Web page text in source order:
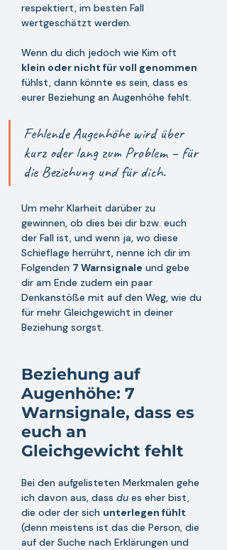
respektiert, im besten Fall
wertgeschätzt werden.
Wenn du dich jedoch wie Kim oft
klein oder nicht für voll genommen
fühlst, dann könnte es sein, dass es
eurer Beziehung an Augenhöhe fehlt.
Fehlende Augenhöhe wird über
kurz oder lang zum Problem – für
die Beziehung und für dich.
Um mehr Klarheit darüber zu
gewinnen, ob dies bei dir bzw. euch
der Fall ist, und wenn ja, wo diese
Schieflage herrührt, nenne ich dir im
Folgenden 7 Warnsignale und gebe
dir am Ende zudem ein paar
Denkanstöße mit auf den Weg, wie du
für mehr Gleichgewicht in deiner
Beziehung sorgst.
Beziehung auf
Augenhöhe: 7
Warnsignale, dass es
euch an
Gleichgewicht fehlt
Bei den aufgelisteten Merkmalen gehe
ich davon aus, dass du es eher bist,
die oder der sich unterlegen fühlt
(denn meistens ist das die Person, die
auf der Suche nach Erklärungen und